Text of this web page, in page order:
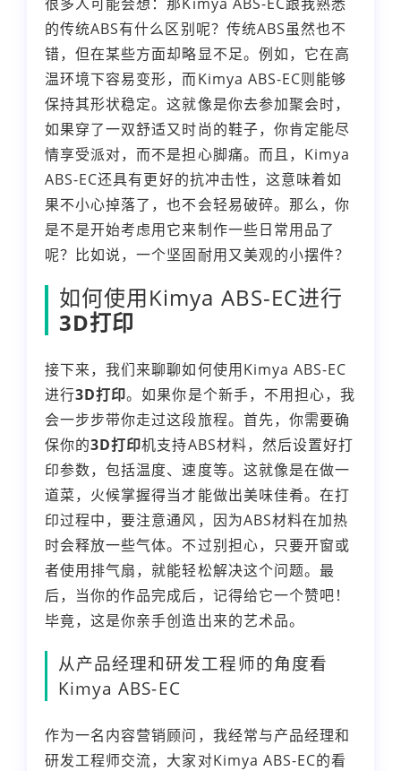
的传统ABS有什么区别呢？传统ABS虽然也不
错，但在某些方面却略显不足。例如，它在高
温环境下容易变形，而Kimya ABS-EC则能够
保持其形状稳定。这就像是你去参加聚会时，
如果穿了一双舒适又时尚的鞋子，你肯定能尽
情享受派对，而不是担心脚痛。而且，Kimya
ABS-EC还具有更好的抗冲击性，这意味着如
果不小心掉落了，也不会轻易破碎。那么，你
是不是开始考虑用它来制作一些日常用品了
呢？比如说，一个坚固耐用又美观的小摆件？
如何使用Kimya ABS-EC进行
3D打印
接下来，我们来聊聊如何使用Kimya ABS-EC
进行3D打印。如果你是个新手，不用担心，我
会一步步带你走过这段旅程。首先，你需要确
保你的3D打印机支持ABS材料，然后设置好打
印参数，包括温度、速度等。这就像是在做一
道菜，火候掌握得当才能做出美味佳肴。在打
印过程中，要注意通风，因为ABS材料在加热
时会释放一些气体。不过别担心，只要开窗或
者使用排气扇，就能轻松解决这个问题。最
后，当你的作品完成后，记得给它一个赞吧！
毕竟，这是你亲手创造出来的艺术品。
从产品经理和研发工程师的角度看
Kimya ABS-EC
作为一名内容营销顾问，我经常与产品经理和
研发工程师交流，大家对Kimya ABS-EC的看